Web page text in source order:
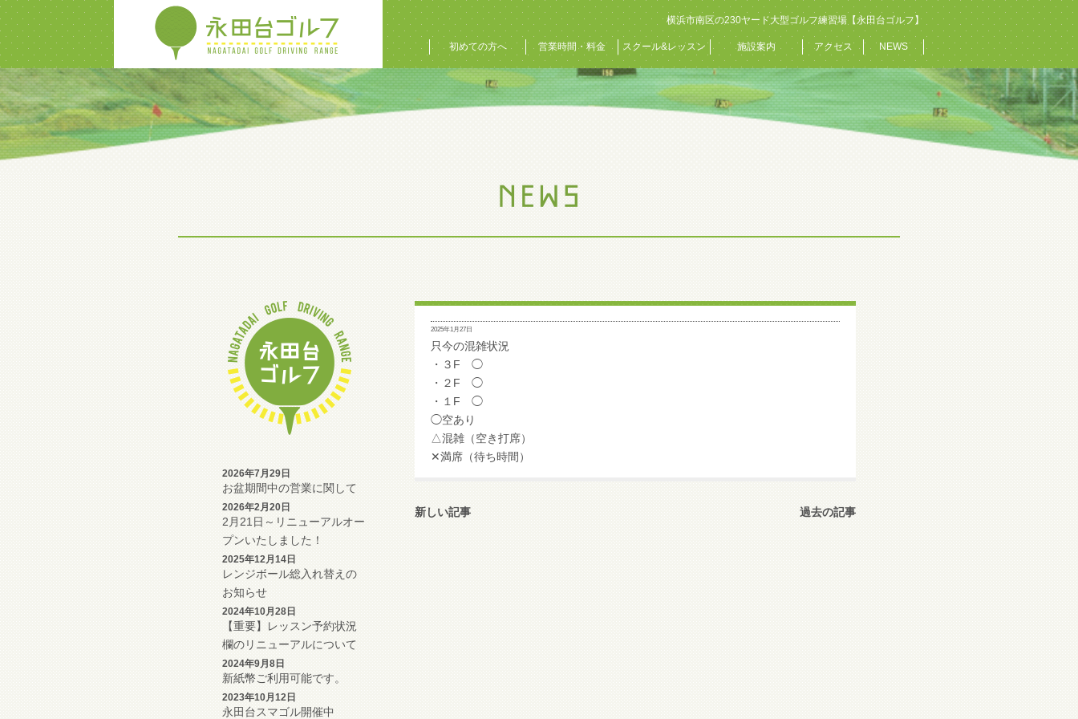
横浜市南区の230ヤード大型ゴルフ練習場【永田台ゴルフ】
初めての方へ 営業時間・料金 スクール&レッスン 施設案内 アクセス NEWS
2026年7月29日
お盆期間中の営業に関して
2026年2月20日
2月21日～リニューアルオー
プンいたしました！
2025年12月14日
レンジボール総入れ替えの
お知らせ
2024年10月28日
【重要】レッスン予約状況
欄のリニューアルについて
2024年9月8日
新紙幣ご利用可能です。
2023年10月12日
永田台スマゴル開催中
2025年1月27日
只今の混雑状況
・３F ◯
・２F ◯
・１F ◯
◯空あり
△混雑（空き打席）
✕満席（待ち時間）
新しい記事 過去の記事